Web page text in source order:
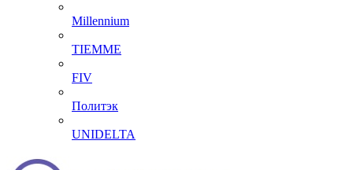
Millennium
TIEMME
FIV
Политэк
UNIDELTA